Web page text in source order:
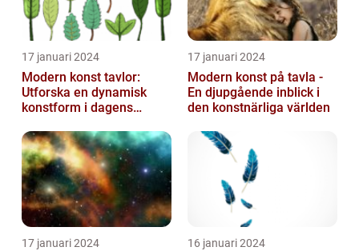
17 januari 2024
Modern konst tavlor:
Utforska en dynamisk
konstform i dagens
17 januari 2024
Modern konst på tavla -
En djupgående inblick i
den konstnärliga världen
17 januari 2024 16 januari 2024